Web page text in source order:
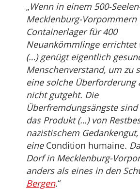
„Wenn in einem 500-
Mecklenburg-Vorpommern
Containerlager für 400
Neuankömmlinge errichtet
(…) genügt eigentlich
Menschenverstand, um zu
eine solche Überforderung
nicht gutgeht. Die
Überfremdungsängste
das Produkt (…) von
nazistischem
eine Condition humaine.
Dorf in Mecklenburg-
anders als eines in den
Bergen.“